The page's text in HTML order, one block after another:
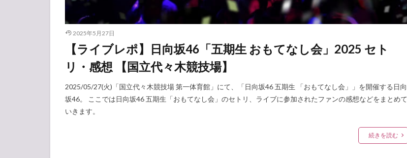
2025年5月27日
【ライブレポ】日向坂46「五期生 おもてなし会」2025 セト
リ・感想 【国立代々木競技場】
2025/05/27(火)「国立代々木競技場 第一体育館」にて、「日向坂46 五期生 「おもてなし会」」を開催する日向
坂46。 ここでは日向坂46 五期生「おもてなし会」のセトリ、ライブに参加されたファンの感想などをまとめて
いきます。
続きを読む